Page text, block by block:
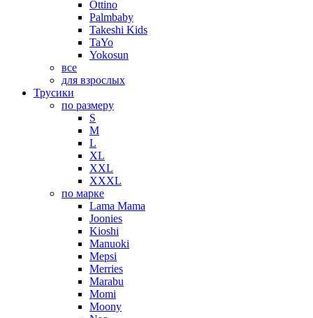
Ottino
Palmbaby
Takeshi Kids
TaYo
Yokosun
все
для взрослых
Трусики
по размеру
S
M
L
XL
XXL
XXXL
по марке
Lama Mama
Joonies
Kioshi
Manuoki
Mepsi
Merries
Marabu
Momi
Moony